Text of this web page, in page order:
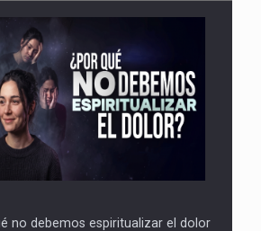
no debemos espiritualizar el dolor